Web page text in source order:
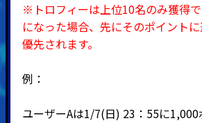
※トロフィーは上位10名のみ獲得で
になった場合、先にそのポイント
優先されます。
例：
ユーザーAは1/7(日) 23：55に